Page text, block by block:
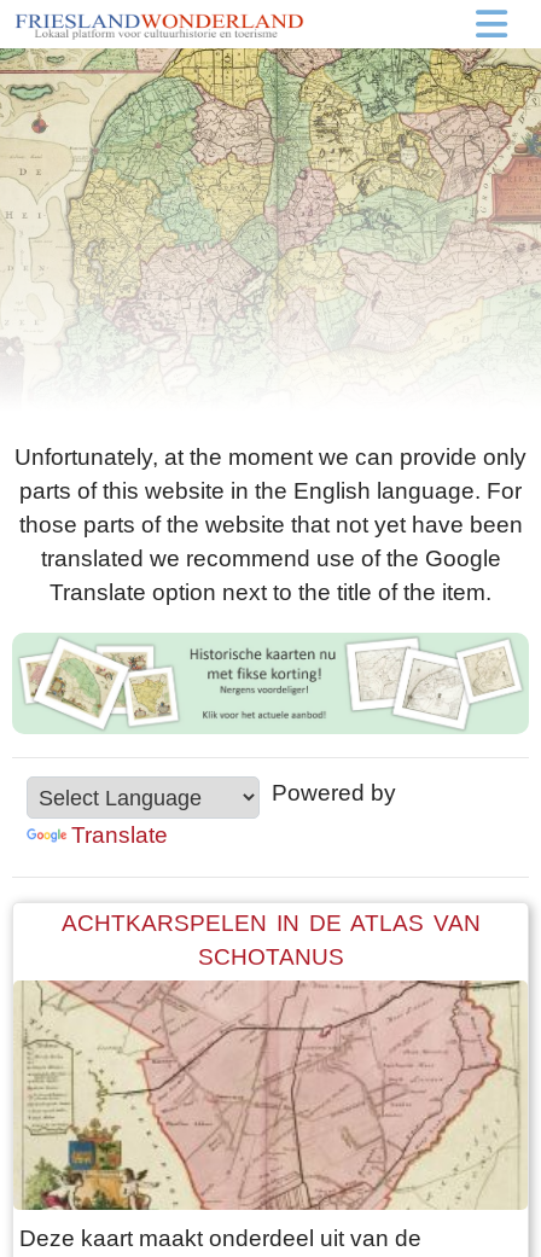
Unfortunately, at the moment we can provide only
parts of this website in the English language. For
those parts of the website that not yet have been
translated we recommend use of the Google
Translate option next to the title of the item.
Powered by
Translate
ACHTKARSPELEN IN DE ATLAS VAN
SCHOTANUS
Deze kaart maakt onderdeel uit van de